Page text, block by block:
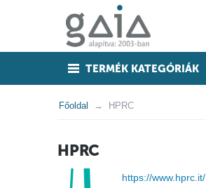
TERMÉK KATEGÓRIÁK
Főoldal HPRC
HPRC
https://www.hprc.it/